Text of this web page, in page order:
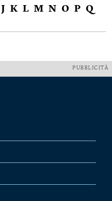
J K L M N O P Q
PUBBLICITÀ